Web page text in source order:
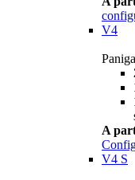
V4
A
V4 S